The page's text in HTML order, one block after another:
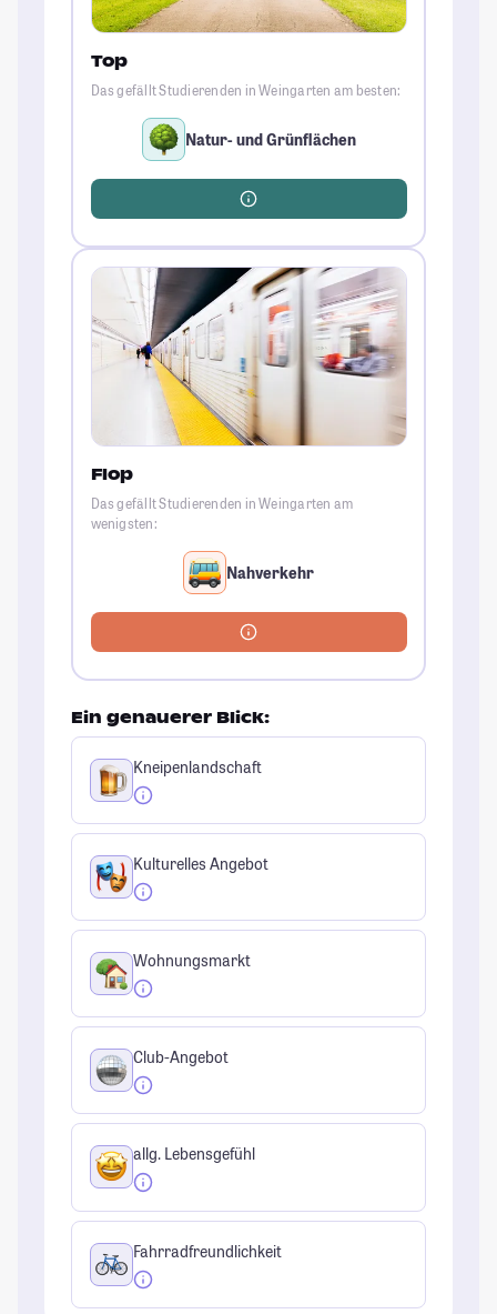
Top
Das gefällt Studierenden in Weingarten am besten:
Natur- und Grünflächen
Flop
Das gefällt Studierenden in Weingarten am
wenigsten:
Nahverkehr
Ein genauerer Blick:
Kneipenlandschaft
Kulturelles Angebot
Wohnungsmarkt
Club-Angebot
allg. Lebensgefühl
Fahrradfreundlichkeit